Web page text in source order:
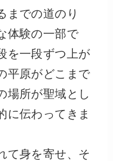
までの道のり
体験の一部で
を一段ずつ上が
平原がどこまで
場所が聖域とし
に伝わってきま
て身を寄せ、そ